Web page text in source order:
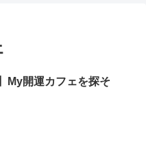
My開運カフェを探そ